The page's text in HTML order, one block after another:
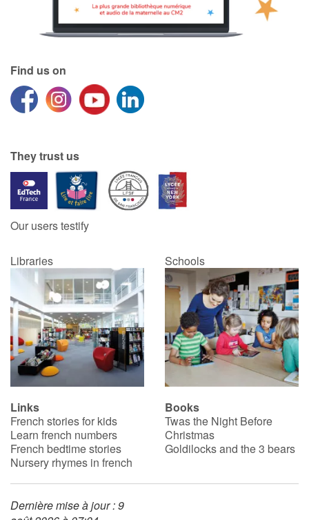
Family
Libraries
Videos & Tutorials
Blog
Learn french with Storyplay'r
French book lists for children
Reading for children
Activities and workshops
Dyslexia and reading disorders
Find us on
They trust us
Our users testify
Libraries Schools
Links
French stories for kids
Learn french numbers
French bedtime stories
Nursery rhymes in french
Books
Twas the Night Before
Christmas
Goldilocks and the 3 bears
Dernière mise à jour : 9